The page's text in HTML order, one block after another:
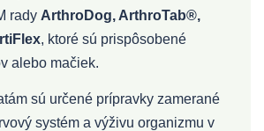
rady ArthroDog, ArthroTab®,
, ktoré sú prispôsobené
alebo mačiek.
sú určené prípravky zamerané
systém a výživu organizmu v